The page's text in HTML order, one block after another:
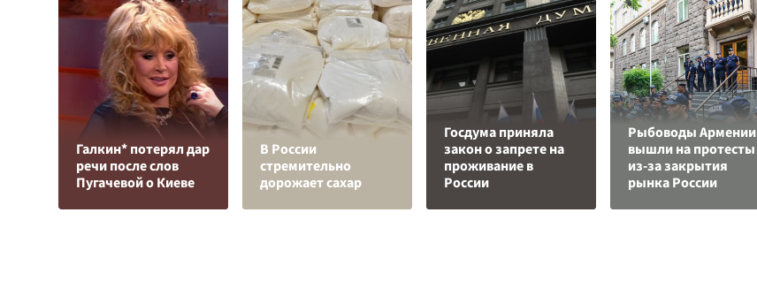
Галкин* потерял дар
речи после слов
Пугачевой о Киеве
В России
стремительно
дорожает сахар
Госдума приняла
закон о запрете на
проживание в
России
Рыбоводы Армении
вышли на протесты
из-за закрытия
рынка России